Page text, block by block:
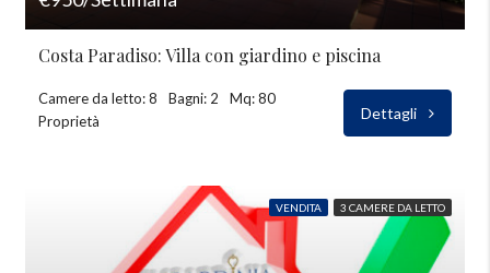
Costa Paradiso: Villa con giardino e piscina
Camere da letto: 8 Bagni: 2
Mq: 80
Proprietà
Dettagli
VENDITA 3 CAMERE DA LETTO